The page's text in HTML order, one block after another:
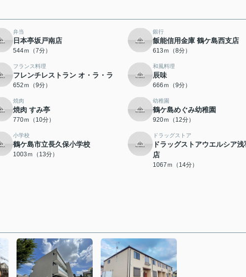
弁当
日本亭坂戸南店
544ｍ（7分）
銀行
飯能信用金庫 鶴ケ島西支店
613ｍ（8分）
フランス料理
フレンチレストラン オ・ラ・ラ
652ｍ（9分）
和風料理
辰味
666ｍ（9分）
焼肉
焼肉 すみ亭
770ｍ（10分）
幼稚園
鶴ケ島めぐみ幼稚園
920ｍ（12分）
小学校
鶴ケ島市立長久保小学校
1003ｍ（13分）
ドラッグストア
ドラッグストアウエルシア浅
店
1067ｍ（14分）